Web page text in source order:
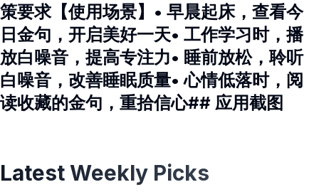
策要求【使用场景】• 早晨起床，查看今
日金句，开启美好一天• 工作学习时，播
放白噪音，提高专注力• 睡前放松，聆听
白噪音，改善睡眠质量• 心情低落时，阅
读收藏的金句，重拾信心## 应用截图
Latest Weekly Picks